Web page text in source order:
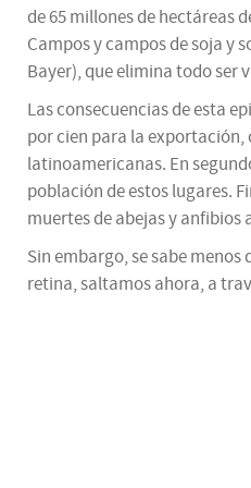
de 65 millones de hectáreas
Campos y campos de soja y
Bayer), que elimina todo ser
Las consecuencias de esta
por cien para la exportación,
latinoamericanas. En
población de estos lugares.
muertes de abejas y anfibios
Sin embargo, se sabe
retina, saltamos ahora, a